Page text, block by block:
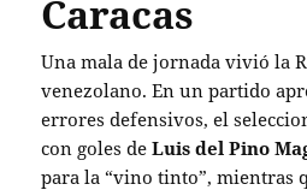
Caracas
Una mala de jornada vivió la
venezolano. En un partido
errores defensivos, el
con goles deLuis del Pino
para la “vino tinto”, mientras